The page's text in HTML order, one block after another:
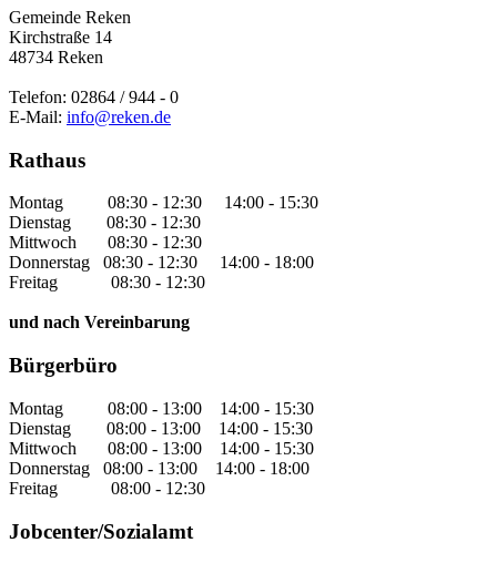
Gemeinde Reken
Kirchstraße 14
48734 Reken
Telefon: 02864 / 944 - 0
E-Mail: info@reken.de
Rathaus
Montag 08:30 - 12:30 14:00 - 15:30
Dienstag 08:30 - 12:30
Mittwoch 08:30 - 12:30
Donnerstag 08:30 - 12:30 14:00 - 18:00
Freitag 08:30 - 12:30
und nach Vereinbarung
Bürgerbüro
Montag 08:00 - 13:00 14:00 - 15:30
Dienstag 08:00 - 13:00 14:00 - 15:30
Mittwoch 08:00 - 13:00 14:00 - 15:30
Donnerstag 08:00 - 13:00 14:00 - 18:00
Freitag 08:00 - 12:30
Jobcenter/Sozialamt